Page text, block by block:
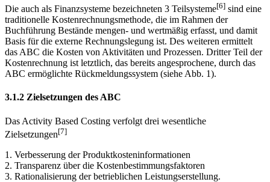
Die auch als Finanzsysteme bezeichneten 3 Teilsysteme[6] sind eine
traditionelle Kostenrechnungsmethode, die im Rahmen der
Buchführung Bestände mengen- und wertmäßig erfasst, und damit
Basis für die externe Rechnungslegung ist. Des weiteren ermittelt
das ABC die Kosten von Aktivitäten und Prozessen. Dritter Teil der
Kosten­rechnung ist letztlich, das bereits angesprochene, durch das
ABC ermöglichte Rückmeldungssystem (siehe Abb. 1).
3.1.2 Zielsetzungen des ABC
Das Activity Based Costing verfolgt drei wesentliche
Zielsetzungen[7]
1. Verbesserung der Produktkosteninformationen
2. Transparenz über die Kostenbestimmungsfaktoren
3. Rationalisierung der betrieblichen Leistungserstellung.